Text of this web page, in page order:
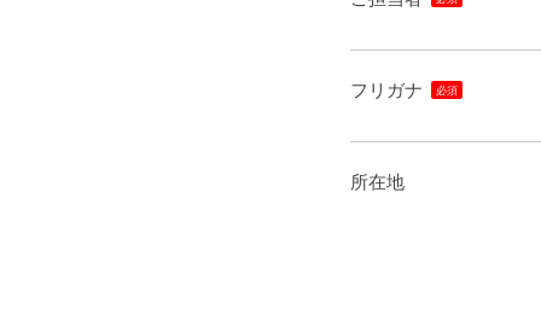
フリガナ
所在地